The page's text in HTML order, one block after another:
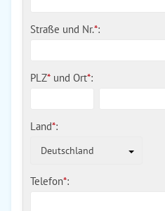
Straße und Nr.*:
PLZ* und Ort*:
Land*:
Deutschland
Telefon*: